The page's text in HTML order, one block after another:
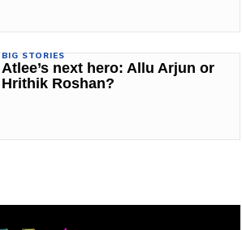
BIG STORIES
Atlee’s next hero: Allu Arjun or
Hrithik Roshan?